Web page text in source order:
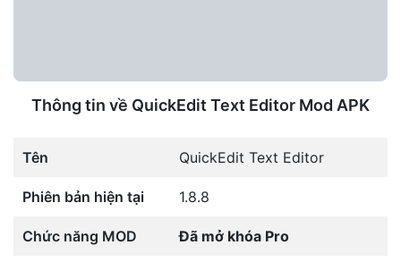
Thông tin về QuickEdit Text Editor Mod APK
Tên QuickEdit Text Editor
Phiên bản hiện tại 1.8.8
Chức năng MOD Đã mở khóa Pro